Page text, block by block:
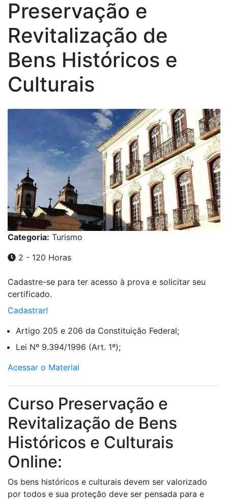
Preservação e
Revitalização de
Bens Históricos e
Culturais
Categoria: Turismo
2 - 120 Horas
Cadastre-se para ter acesso à prova e solicitar seu
certificado.
Cadastrar!
Artigo 205 e 206 da Constituição Federal;
Lei Nº 9.394/1996 (Art. 1º);
Acessar o Material
Curso Preservação e
Revitalização de Bens
Históricos e Culturais
Online:
Os bens históricos e culturais devem ser valorizado
por todos e sua proteção deve ser pensada para e